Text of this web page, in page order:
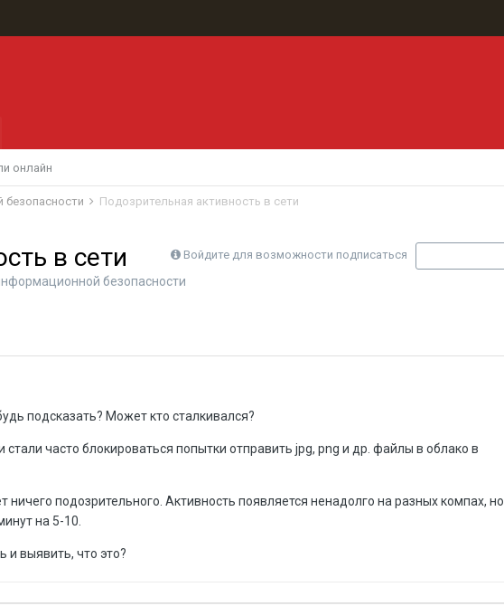
онлайн
Подозрительная активность в сети
Войдите для возможности подписаться
в сети
безопасности
подсказать? Может кто сталкивался?
стали часто блокироваться попытки отправить jpg, png и др. файлы в облако в
ничего подозрительного. Активность появляется ненадолго на разных компах, но
на 5-10.
и выявить, что это?